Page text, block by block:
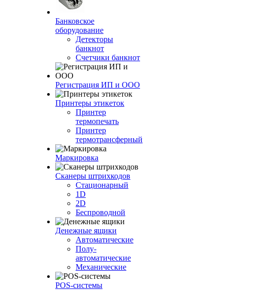
Банковское
оборудование
Детекторы
банкнот
Счетчики банкнот
Регистрация ИП и ООО
Принтеры этикеток
Принтер
термопечать
Принтер
термотрансферный
Маркировка
Сканеры штрихкодов
Стационарный
1D
2D
Беспроводной
Денежные ящики
Автоматические
Полу-
автоматические
Механические
POS-системы